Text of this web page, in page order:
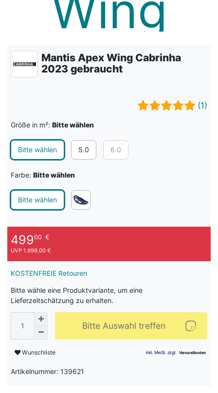
Mantis Apex Wing Cabrinha
2023 gebraucht
(1)
Größe in m²: Bitte wählen
Bitte wählen 5.0 6.0
Farbe: Bitte wählen
Bitte wählen
49900 €
UVP 1.999,00 €
KOSTENFREIE Retouren
Bitte wähle eine Produktvariante, um eine
Lieferzeitschätzung zu erhalten.
Bitte Auswahl treffen
Wunschliste
Artikelnummer: 139621